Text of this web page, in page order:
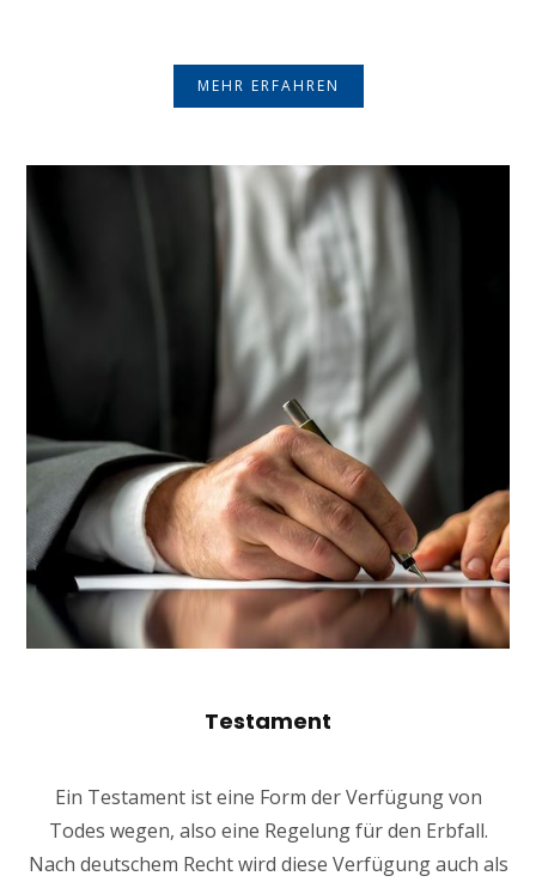
MEHR ERFAHREN
Testament
Ein Testament ist eine Form der Verfügung von
Todes wegen, also eine Regelung für den Erbfall.
Nach deutschem Recht wird diese Verfügung auch als